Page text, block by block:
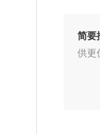
简要
供更